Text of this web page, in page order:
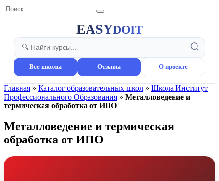
Перейти
к
Search
for:
EASYDOIT
Все школы Отзывы О проекте
Главная » Каталог образовательных школ » Школа Институт
Профессионального Образования » Металловедение и
термическая обработка от ИПО
Металловедение и термическая
обработка от ИПО